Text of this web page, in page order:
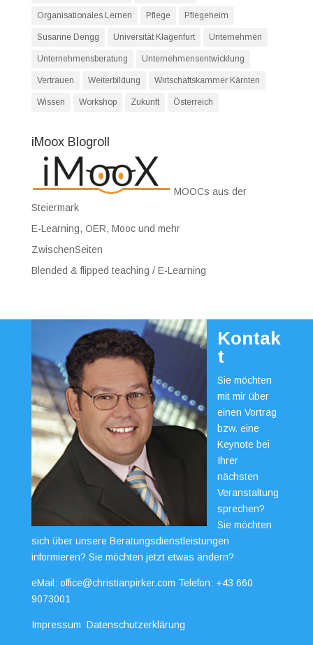
Organisationales Lernen Pflege Pflegeheim
Susanne Dengg Universität Klagenfurt Unternehmen
Unternehmensberatung Unternehmensentwicklung
Vertrauen Weiterbildung Wirtschaftskammer Kärnten
Wissen Workshop Zukunft Österreich
iMoox Blogroll
MOOCs aus der
Steiermark
E-Learning, OER, Mooc und mehr
ZwischenSeiten
Blended & flipped teaching / E-Learning
Kontak
t
Sie möchten
mit mir über
einen Vortrag
bzw. eine
Keynote bei
Ihrer
nächsten
Veranstaltung
sprechen?
Sie möchten
sich über unsere Beratungsdienstleistungen
informieren? Sie möchten jetzt etwas ändern?
eMail: office@christianpirker.com Telefon: +43 660
9073001
Impressum Datenschutzerklärung